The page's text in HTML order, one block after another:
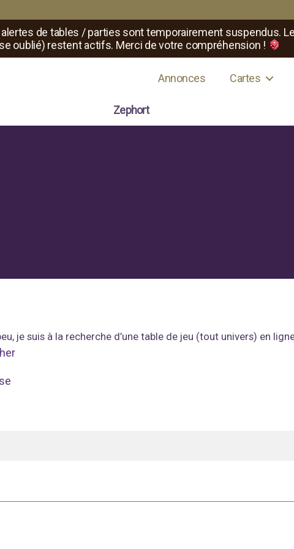
de tables / parties sont temporairement suspendus.
oublié) restent actifs. Merci de votre compréhension !
Annonces Cartes
Zephort
je suis à la recherche d’une table de jeu (tout univers) en